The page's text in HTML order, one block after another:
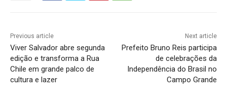
Previous article
Viver Salvador abre segunda
edição e transforma a Rua
Chile em grande palco de
cultura e lazer
Next article
Prefeito Bruno Reis participa
de celebrações da
Independência do Brasil no
Campo Grande